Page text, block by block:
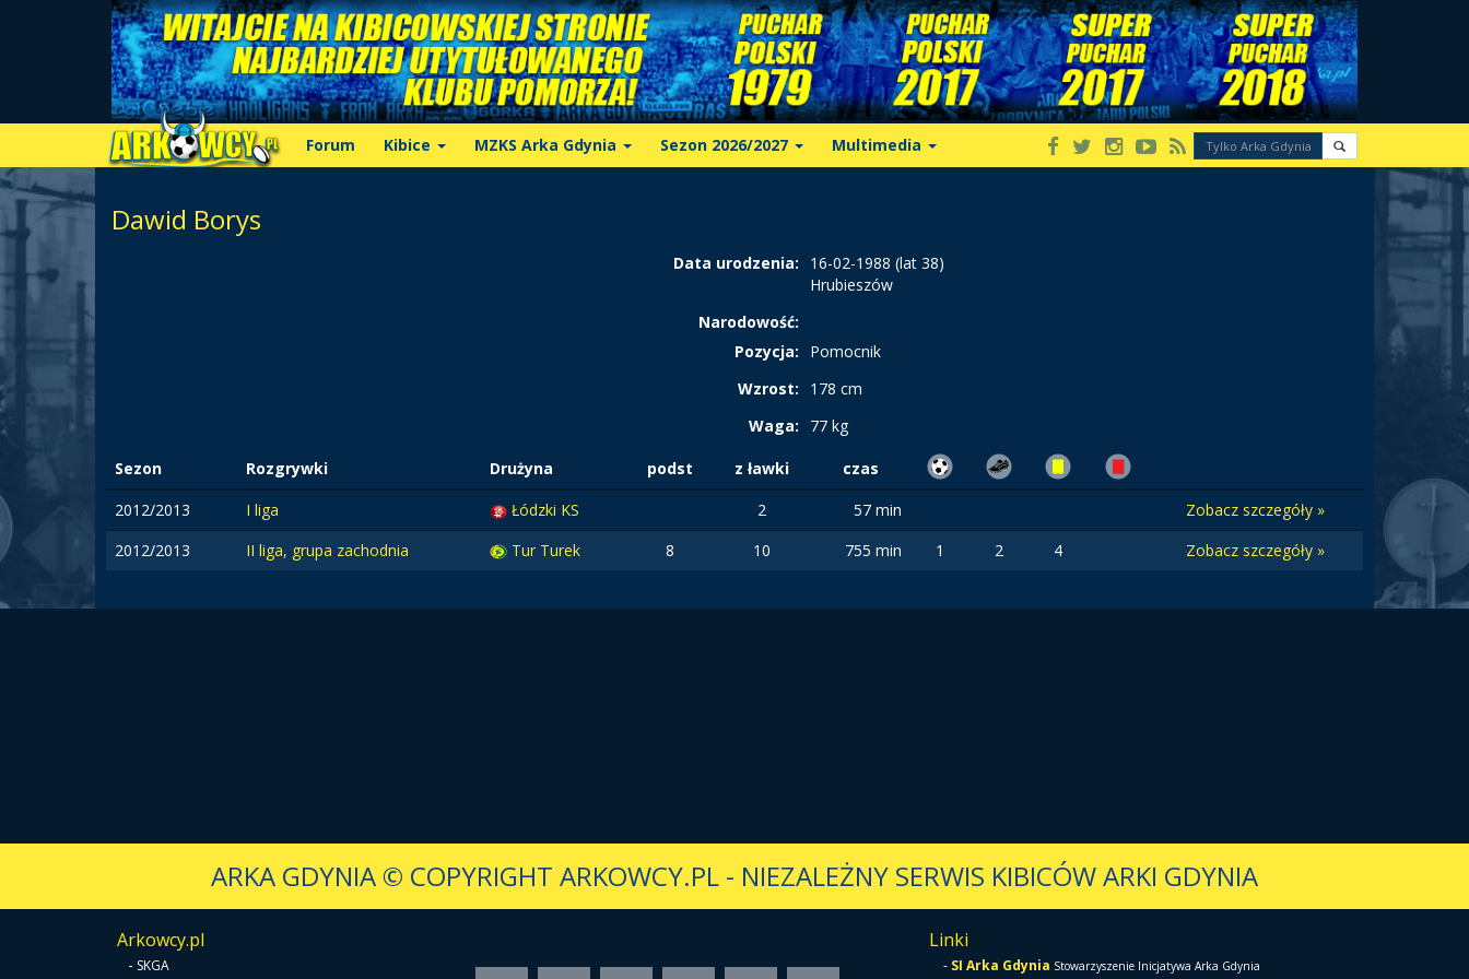
Forum Kibice MZKS Arka Gdynia Sezon 2026/2027 Multimedia
Dawid Borys
Data urodzenia:
16-02-1988 (lat 38)
Hrubieszów
Narodowość:
Pozycja:
Pomocnik
Wzrost:
178 cm
Waga:
77 kg
Sezon Rozgrywki Drużyna podst z ławki
czas
2012/2013
I liga Łódzki KS 2 57 min
Zobacz szczegóły »
2012/2013
II liga, grupa zachodnia Tur Turek 8 10 755 min 1 2 4 Zobacz szczegóły »
ARKA GDYNIA© COPYRIGHT ARKOWCY.PL - NIEZALEŻNY SERWIS KIBICÓW ARKI GDYNIA
Arkowcy.pl
- SKGA
Linki
- SI Arka Gdynia Stowarzyszenie Inicjatywa Arka Gdynia